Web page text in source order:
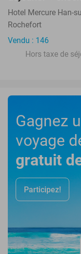
Hotel Mercure Han-
Rochefort
Vendu : 146
Hors taxe de
Gagnez
voyage
gratuit
Participez!